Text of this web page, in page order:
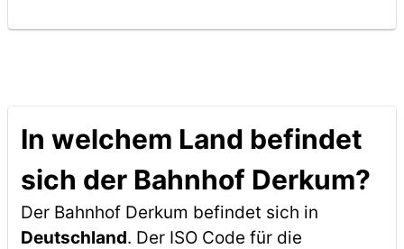
In welchem Land befindet
sich der Bahnhof Derkum?
Der Bahnhof Derkum befindet sich in
Deutschland. Der ISO Code für die